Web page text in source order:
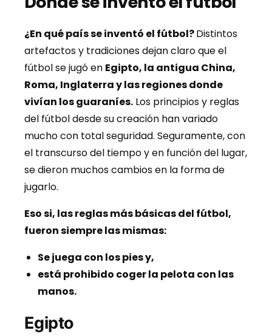
¿En qué país se inventó el fútbol?Distintos
artefactos y tradiciones dejan claro que el
fútbol se jugó en Egipto, la antigua China,
Roma, Inglaterra y las regiones donde
vivían los guaraníes. Los principios y reglas
del fútbol desde su creación han variado
mucho con total seguridad. Seguramente, con
el transcurso del tiempo y en función del lugar,
se dieron muchos cambios en la forma de
jugarlo.
Eso si, las reglas más básicas del fútbol,
fueron siempre las mismas:
Se juega con los pies y,
está prohibido coger la pelota con las
manos.
Egipto